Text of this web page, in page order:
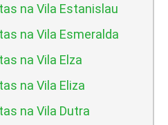
na Vila Estanislau
na Vila Esmeralda
na Vila Elza
na Vila Eliza
na Vila Dutra